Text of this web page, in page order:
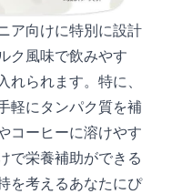
ア向けに特別に設計
ク風味で飲みやす
れられます。特に、
軽にタンパク質を補
コーヒーに溶けやす
で栄養補助ができる
を考えるあなたにぴ